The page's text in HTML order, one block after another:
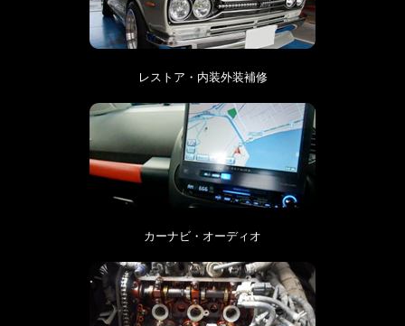
レストア・内装外装補修
カーナビ・オーディオ